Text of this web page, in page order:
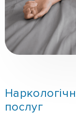
послуг
терапії.
нарколог